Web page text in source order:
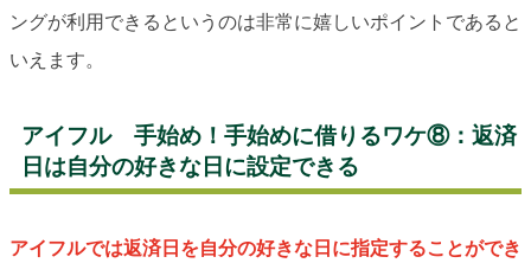
ングが利用できるというのは非常に嬉しいポイントであると
いえます。
アイフル 手始め！手始めに借りるワケ⑧：返済
日は自分の好きな日に設定できる
アイフルでは返済日を自分の好きな日に指定することができ